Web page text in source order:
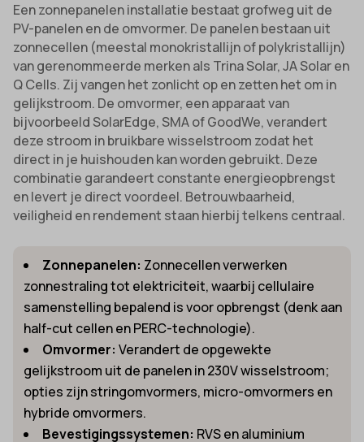
Een zonnepanelen installatie bestaat grofweg uit de
PV-panelen en de omvormer. De panelen bestaan uit
zonnecellen (meestal monokristallijn of polykristallijn)
van gerenommeerde merken als Trina Solar, JA Solar en
Q Cells. Zij vangen het zonlicht op en zetten het om in
gelijkstroom. De omvormer, een apparaat van
bijvoorbeeld SolarEdge, SMA of GoodWe, verandert
deze stroom in bruikbare wisselstroom zodat het
direct in je huishouden kan worden gebruikt. Deze
combinatie garandeert constante energieopbrengst
en levert je direct voordeel. Betrouwbaarheid,
veiligheid en rendement staan hierbij telkens centraal.
Zonnepanelen: Zonnecellen verwerken
zonnestraling tot elektriciteit, waarbij cellulaire
samenstelling bepalend is voor opbrengst (denk aan
half-cut cellen en PERC-technologie).
Omvormer: Verandert de opgewekte
gelijkstroom uit de panelen in 230V wisselstroom;
opties zijn stringomvormers, micro-omvormers en
hybride omvormers.
Bevestigingssystemen: RVS en aluminium